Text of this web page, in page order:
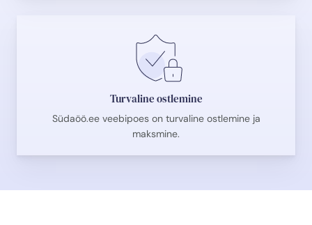
Turvaline ostlemine
Südaöö.ee veebipoes on turvaline ostlemine ja
maksmine.